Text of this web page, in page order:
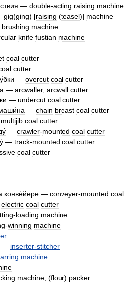
— double-acting raising machine
gig(ging) [raising (teasel)] machine
brushing machine
knife fustian machine
coal cutter
cutter
— overcut coal cutter
— arcwaller, arcwall cutter
— undercut coal cutter
— chain breast coal cutter
multijib coal cutter
— crawler-mounted coal cutter
— track-mounted coal cutter
coal cutter
конве́йере — conveyer-mounted coal
electric coal cutter
-loading machine
-winning machine
— inserter-stitcher
jarring machine
machine , (flour) packer